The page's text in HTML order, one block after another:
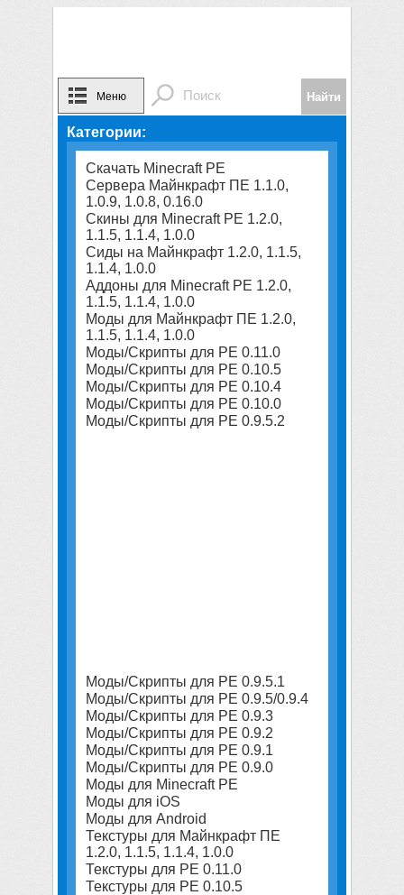
Меню
Категории:
Скачать Minecraft PE
Сервера Майнкрафт ПЕ 1.1.0,
1.0.9, 1.0.8, 0.16.0
Скины для Minecraft PE 1.2.0,
1.1.5, 1.1.4, 1.0.0
Сиды на Майнкрафт 1.2.0, 1.1.5,
1.1.4, 1.0.0
Аддоны для Minecraft PE 1.2.0,
1.1.5, 1.1.4, 1.0.0
Моды для Майнкрафт ПЕ 1.2.0,
1.1.5, 1.1.4, 1.0.0
Моды/Скрипты для PE 0.11.0
Моды/Скрипты для PE 0.10.5
Моды/Скрипты для PE 0.10.4
Моды/Скрипты для PE 0.10.0
Моды/Скрипты для PE 0.9.5.2
Моды/Скрипты для PE 0.9.5.1
Моды/Скрипты для PE 0.9.5/0.9.4
Моды/Скрипты для PE 0.9.3
Моды/Скрипты для PE 0.9.2
Моды/Скрипты для PE 0.9.1
Моды/Скрипты для PE 0.9.0
Моды для Minecraft PE
Моды для iOS
Моды для Android
Текстуры для Майнкрафт ПЕ
1.2.0, 1.1.5, 1.1.4, 1.0.0
Текстуры для PE 0.11.0
Текстуры для PE 0.10.5